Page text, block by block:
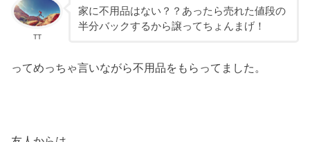
TT
家に不用品はない？？あったら売れた値段の
半分バックするから譲ってちょんまげ！
ってめっちゃ言いながら不用品をもらってました。